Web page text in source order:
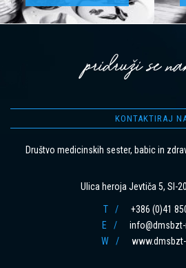
pridruži se
KONTAKTIRAJ
Društvo medicinskih sester, babic in
Ulica heroja Jevtiča 5, SI-
T
+386 (0)41
E
W